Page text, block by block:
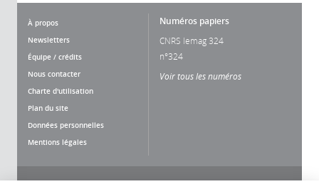
À propos
Newsletters
Équipe / crédits
Nous contacter
Charte d'utilisation
Plan du site
Données personnelles
Mentions légales
Numéros papiers
CNRS lemag 324
n°324
Voir tous les numéros